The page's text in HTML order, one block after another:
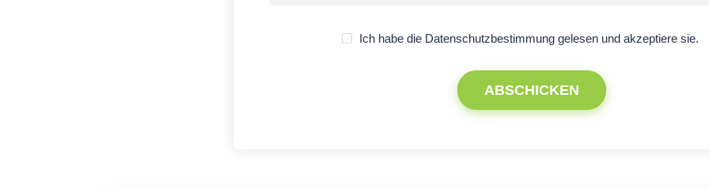
Ich habe die Datenschutzbestimmunggelesen und akzeptiere sie.
ABSCHICKEN